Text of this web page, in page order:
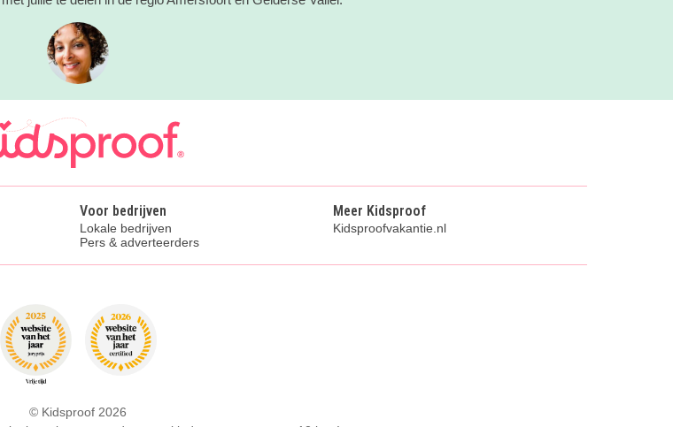
Voor bedrijven
Lokale bedrijven
Pers & adverteerders
Meer Kidsproof
Kidsproofvakantie.nl
© Kidsproof 2026